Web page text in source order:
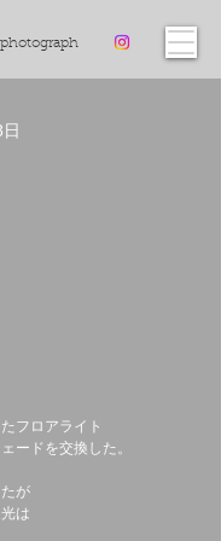
フロアライト
ードを交換した。
が
は